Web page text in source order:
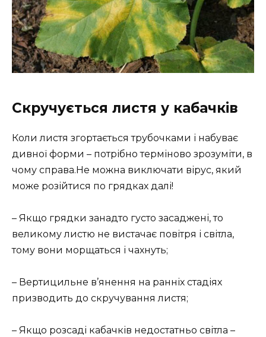
Скручується листя у кабачків
Коли листя згортається трубочками і набуває
дивної форми – потрібно терміново зрозуміти, в
чому справа.Не можна виключати вірус, який
може розійтися по грядках далі!
– Якщо грядки занадто густо засаджені, то
великому листю не вистачає повітря і світла,
тому вони морщаться і чахнуть;
– Вертицильне в’янення на ранніх стадіях
призводить до скручування листя;
– Якщо розсаді кабачків недостатньо світла –